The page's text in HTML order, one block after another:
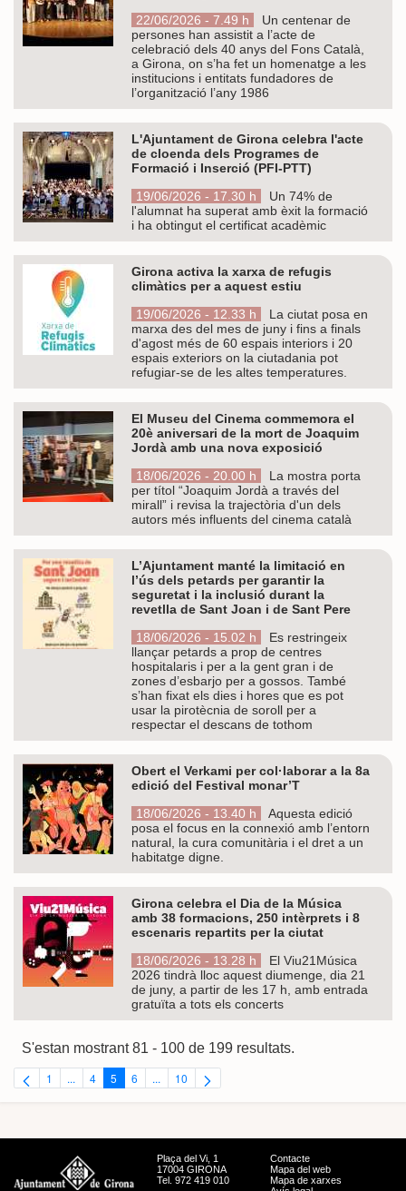
22/06/2026 - 7.49 h
Un centenar de
persones han assistit a l’acte de
celebració dels 40 anys del Fons Català,
a Girona, on s’ha fet un homenatge a les
institucions i entitats fundadores de
l’organització l’any 1986
L'Ajuntament de Girona celebra l'acte
de cloenda dels Programes de
Formació i Inserció (PFI-PTT)
19/06/2026 - 17.30 h
Un 74% de
l'alumnat ha superat amb èxit la formació
i ha obtingut el certificat acadèmic
Girona activa la xarxa de refugis
climàtics per a aquest estiu
19/06/2026 - 12.33 h
La ciutat posa en
marxa des del mes de juny i fins a finals
d'agost més de 60 espais interiors i 20
espais exteriors on la ciutadania pot
refugiar-se de les altes temperatures.
El Museu del Cinema commemora el
20è aniversari de la mort de Joaquim
Jordà amb una nova exposició
18/06/2026 - 20.00 h
La mostra porta
per títol “Joaquim Jordà a través del
mirall” i revisa la trajectòria d'un dels
autors més influents del cinema català
L’Ajuntament manté la limitació en
l’ús dels petards per garantir la
seguretat i la inclusió durant la
revetlla de Sant Joan i de Sant Pere
18/06/2026 - 15.02 h
Es restringeix
llançar petards a prop de centres
hospitalaris i per a la gent gran i de
zones d’esbarjo per a gossos. També
s’han fixat els dies i hores que es pot
usar la pirotècnia de soroll per a
respectar el descans de tothom
Obert el Verkami per col·laborar a la 8a
edició del Festival monar’T
18/06/2026 - 13.40 h
Aquesta edició
posa el focus en la connexió amb l’entorn
natural, la cura comunitària i el dret a un
habitatge digne.
Girona celebra el Dia de la Música
amb 38 formacions, 250 intèrprets i 8
escenaris repartits per la ciutat
18/06/2026 - 13.28 h
El Viu21Música
2026 tindrà lloc aquest diumenge, dia 21
de juny, a partir de les 17 h, amb entrada
gratuïta a tots els concerts
S'estan mostrant 81 - 100 de 199 resultats.
Pàgina
1 ...Pàgines intermèdies Utilitzeu TAB per navegar.
Pàgina
4 Pàgina
5 Pàgina
6 ...Pàgines intermèdies Utilitzeu TAB per navegar.
Pàgina
10
Plaça del Vi, 1
17004 GIRONA
Tel. 972 419 010
Contacte
Mapa del web
Mapa de xarxes